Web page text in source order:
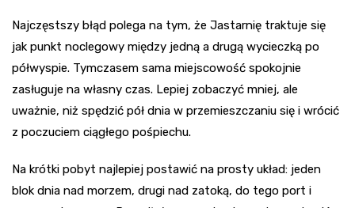
Najczęstszy błąd polega na tym, że Jastarnię traktuje się
jak punkt noclegowy między jedną a drugą wycieczką po
półwyspie. Tymczasem sama miejscowość spokojnie
zasługuje na własny czas. Lepiej zobaczyć mniej, ale
uważnie, niż spędzić pół dnia w przemieszczaniu się i wrócić
z poczuciem ciągłego pośpiechu.
Na krótki pobyt najlepiej postawić na prosty układ: jeden
blok dnia nad morzem, drugi nad zatoką, do tego port i